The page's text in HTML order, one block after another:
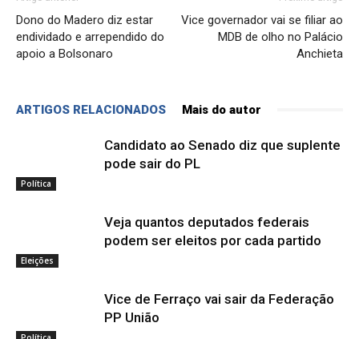
Dono do Madero diz estar
endividado e arrependido do
apoio a Bolsonaro
Vice governador vai se filiar ao
MDB de olho no Palácio
Anchieta
ARTIGOS RELACIONADOS Mais do autor
Política
Candidato ao Senado diz que suplente
pode sair do PL
Eleições
Veja quantos deputados federais
podem ser eleitos por cada partido
Vice de Ferraço vai sair da Federação
PP União